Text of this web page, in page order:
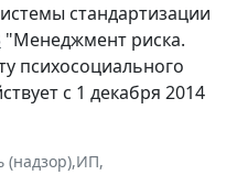
стандартизации
"Менеджмент риска.
психосоциального
с 1 декабря 2014
(надзор),ИП,